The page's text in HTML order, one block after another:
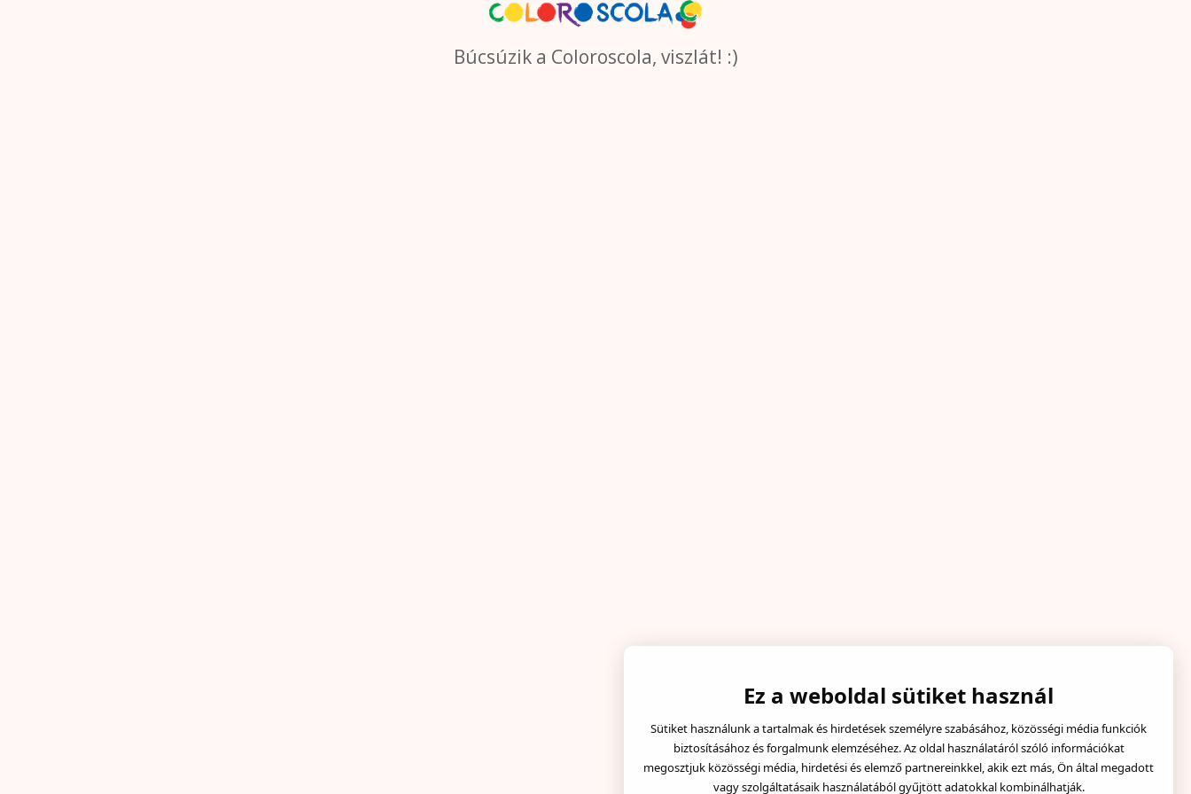
Búcsúzik a Coloroscola, viszlát! :)
Ez a weboldal sütiket használ
Sütiket használunk a tartalmak és hirdetések személyre szabásához, közösségi média funkciók
biztosításához és forgalmunk elemzéséhez. Az oldal használatáról szóló információkat
megosztjuk közösségi média, hirdetési és elemző partnereinkkel, akik ezt más, Ön által megadott
vagy szolgáltatásaik használatából gyűjtött adatokkal kombinálhatják.